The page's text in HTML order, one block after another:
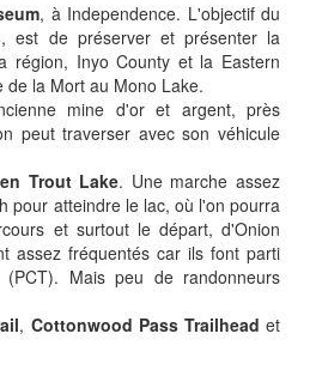
, à Independence. L'objectif du
est de préserver et présenter la
région, Inyo County et la Eastern
de la Mort au Mono Lake.
mine d'or et argent, près
peut traverser avec son véhicule
Trout Lake. Une marche assez
pour atteindre le lac, où l'on pourra
et surtout le départ, d'Onion
assez fréquentés car ils font parti
(PCT). Mais peu de randonneurs
, Cottonwood Pass Trailhead et